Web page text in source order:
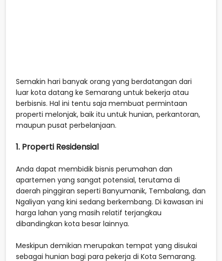
Semakin hari banyak orang yang berdatangan dari
luar kota datang ke Semarang untuk bekerja atau
berbisnis. Hal ini tentu saja membuat permintaan
properti melonjak, baik itu untuk hunian, perkantoran,
maupun pusat perbelanjaan.
1. Properti Residensial
Anda dapat membidik bisnis perumahan dan
apartemen yang sangat potensial, terutama di
daerah pinggiran seperti Banyumanik, Tembalang, dan
Ngaliyan yang kini sedang berkembang. Di kawasan ini
harga lahan yang masih relatif terjangkau
dibandingkan kota besar lainnya.
Meskipun demikian merupakan tempat yang disukai
sebagai hunian bagi para pekerja di Kota Semarang.